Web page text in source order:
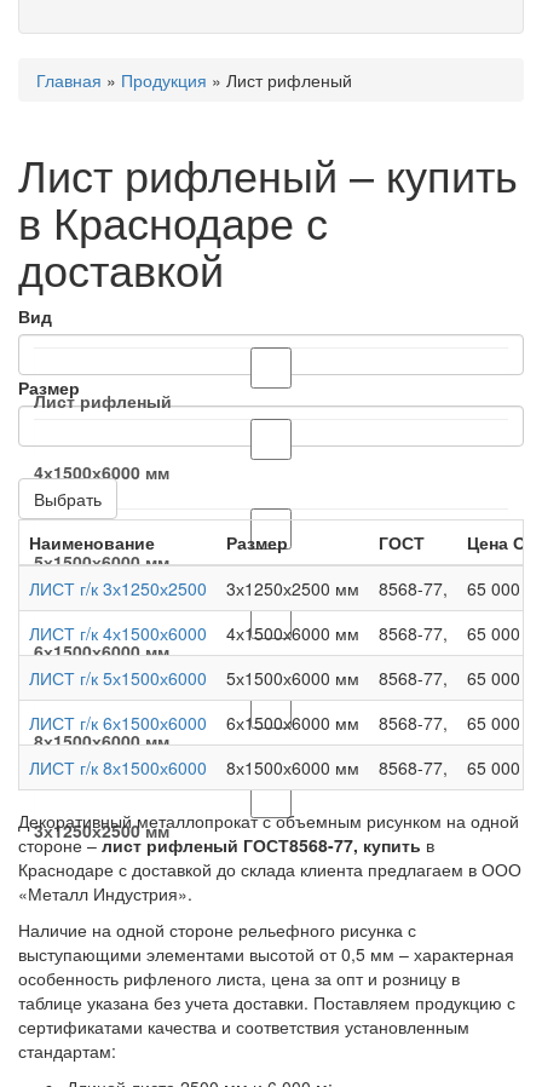
Вы
Главная » Продукция » Лист рифленый
Лист рифленый – купить
в Краснодаре с
доставкой
Вид
Лист рифленый
Размер
4х1500х6000 мм
5х1500х6000 мм
6х1500х6000 мм
8х1500х6000 мм
3х1250х2500 мм
Выбрать
Наименование
Размер ГОСТ
Цена
ЛИСТ г/к 3х1250х2500
3х1250х2500 мм 8568-77,
65 000
ЛИСТ г/к 4х1500х6000
4х1500х6000 мм 8568-77,
65 000
ЛИСТ г/к 5х1500х6000
5х1500х6000 мм 8568-77,
65 000
ЛИСТ г/к 6х1500х6000
6х1500х6000 мм 8568-77,
65 000
ЛИСТ г/к 8х1500х6000
8х1500х6000 мм 8568-77, 65 000
Декоративный металлопрокат с объемным рисунком на одной
стороне –лист рифленый ГОСТ8568-77, купить в
Краснодаре с доставкой до склада клиента предлагаем в ООО
«Металл Индустрия».
Наличие на одной стороне рельефного рисунка с
выступающими элементами высотой от 0,5 мм – характерная
особенность рифленого листа, цена за опт и розницу в
таблице указана без учета доставки. Поставляем продукцию с
сертификатами качества и соответствия установленным
стандартам: